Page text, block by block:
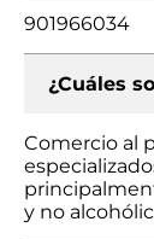
901966034
¿Cuáles
Comercio al
y no